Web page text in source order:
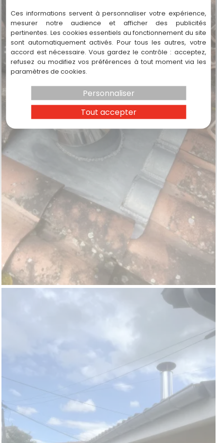
Ces informations servent à personnaliser votre expérience,
mesurer notre audience et afficher des publicités
pertinentes. Les cookies essentiels au fonctionnement du site
sont automatiquement activés. Pour tous les autres, votre
accord est nécessaire. Vous gardez le contrôle : acceptez,
refusez ou modifiez vos préférences à tout moment via les
paramètres de cookies.
Tout accepter
Personnaliser